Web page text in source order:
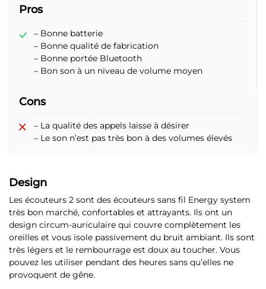
Pros
– Bonne batterie
– Bonne qualité de fabrication
– Bonne portée Bluetooth
– Bon son à un niveau de volume moyen
Cons
– La qualité des appels laisse à désirer
– Le son n’est pas très bon à des volumes élevés
Design
Les écouteurs 2 sont des écouteurs sans fil Energy system
très bon marché, confortables et attrayants. Ils ont un
design circum-auriculaire qui couvre complètement les
oreilles et vous isole passivement du bruit ambiant. Ils sont
très légers et le rembourrage est doux au toucher. Vous
pouvez les utiliser pendant des heures sans qu’elles ne
provoquent de gêne.